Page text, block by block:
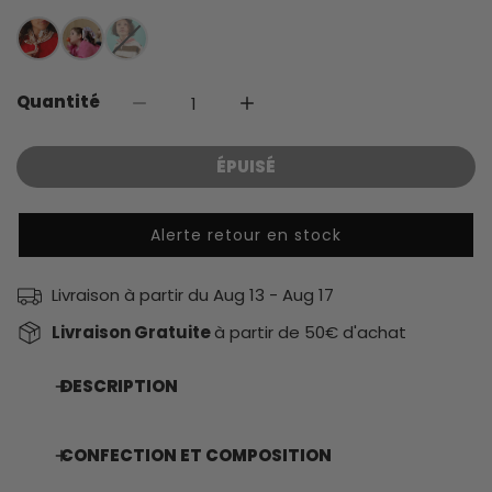
Quantité
DIMINUER LA QUANTITÉ POUR
AUGMENTER LA QUANTITÉ
ÉPUISÉ
Alerte retour en stock
Livraison à partir du Aug 13 - Aug 17
Livraison Gratuiteà partir de 50€ d'achat
DESCRIPTION
CONFECTION ET COMPOSITION